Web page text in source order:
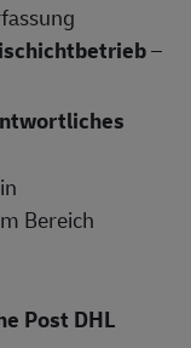
–
Bereich
Post DHL